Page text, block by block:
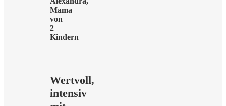
Mama
von
2
Kindern
Wertvoll,
intensiv